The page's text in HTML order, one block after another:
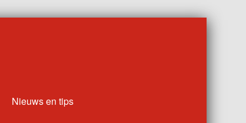
Nieuws en tips